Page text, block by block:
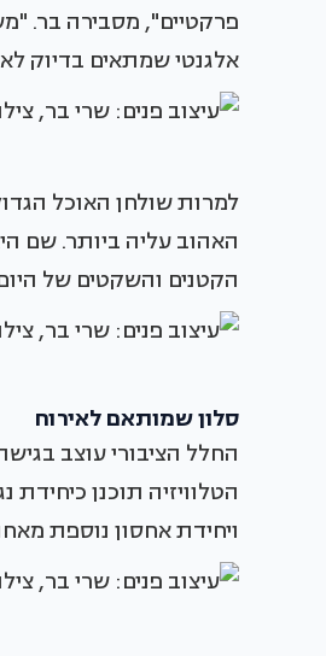
פרקטיים", מסבירה בר.
אלגנטי שמתאים בדיוק
למרות שולחן האוכל
האהוב עליה ביותר. שם
הקטנים והשקטים של
סלון שמותאם לאירוח
החלל הציבורי עוצב
הטלוויזיה תוכנן
ויחידת אחסון נוספת